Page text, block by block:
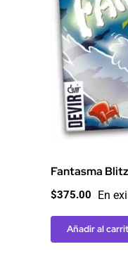
Fantasma Blitz
$375.00 En
Añadir al